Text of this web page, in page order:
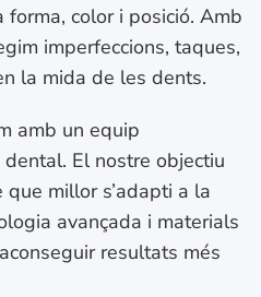
color i posició. Amb
imperfeccions, taques,
la mida de les dents.
amb un equip
El nostre objectiu
millor s’adapti a la
avançada i materials
resultats més